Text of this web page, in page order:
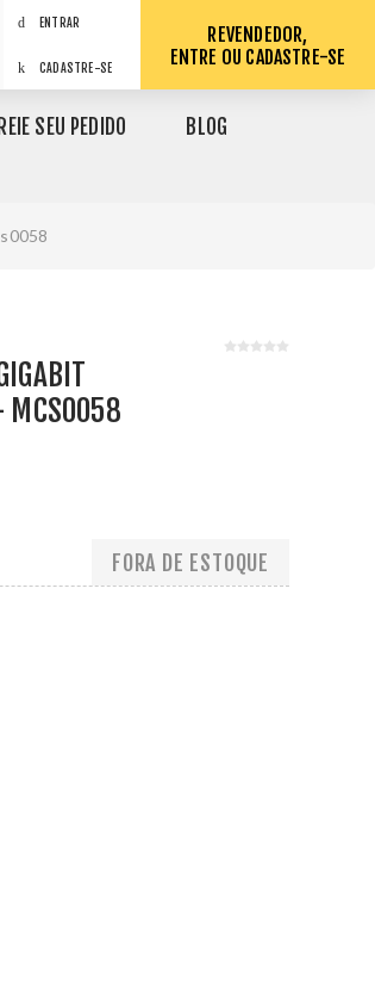
ENTRAR
CADASTRE-SE
REVENDEDOR,
ENTRE OU CADASTRE-SE
SEU PEDIDO BLOG
MCS0058
FORA DE ESTOQUE